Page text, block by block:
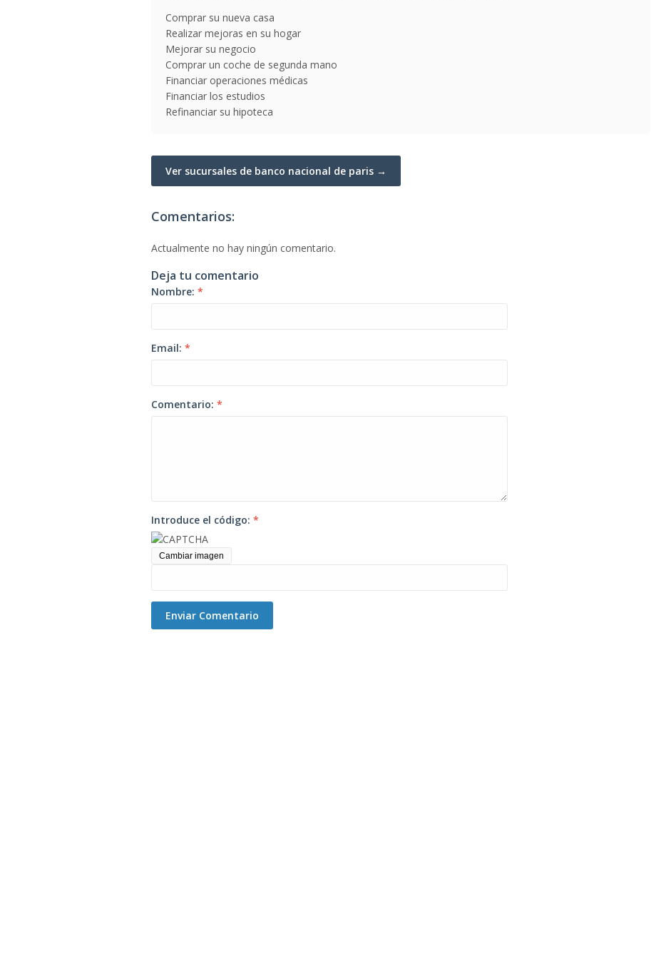
Comprar su nueva casa
Realizar mejoras en su hogar
Mejorar su negocio
Comprar un coche de segunda mano
Financiar operaciones médicas
Financiar los estudios
Refinanciar su hipoteca
Ver sucursales de banco nacional de paris →
Comentarios:
Actualmente no hay ningún comentario.
Deja tu comentario
Nombre: *
Email: *
Comentario: *
Introduce el código: *
Cambiar imagen
Enviar Comentario